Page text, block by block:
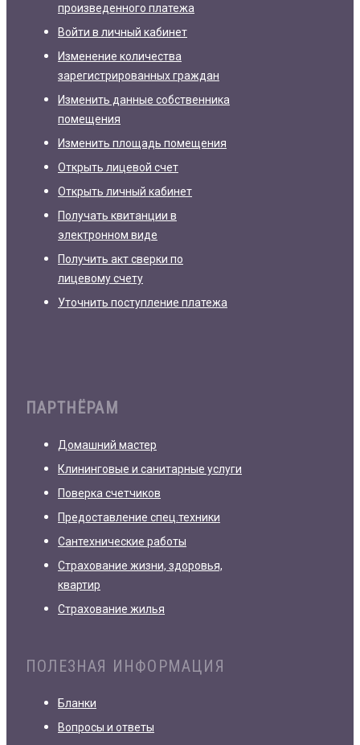
произведенного платежа
Войти в личный кабинет
Изменение количества
зарегистрированных граждан
Изменить данные собственника
помещения
Изменить площадь помещения
Открыть лицевой счет
Открыть личный кабинет
Получать квитанции в
электронном виде
Получить акт сверки по
лицевому счету
Уточнить поступление платежа
ПАРТНЁРАМ
Домашний мастер
Клининговые и санитарные услуги
Поверка счетчиков
Предоставление спец.техники
Сантехнические работы
Страхование жизни, здоровья,
квартир
Страхование жилья
ПОЛЕЗНАЯ ИНФОРМАЦИЯ
Бланки
Вопросы и ответы